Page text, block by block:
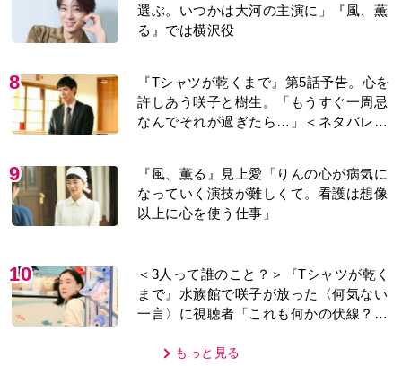
選ぶ。いつかは大河の主演に」『風、薫
る』では横沢役
8
『Tシャツが乾くまで』第5話予告。心を
許しあう咲子と樹生。「もうすぐ一周忌
なんでそれが過ぎたら…」＜ネタバレあ
9
『風、薫る』見上愛「りんの心が病気に
なっていく演技が難しくて。看護は想像
以上に心を使う仕事」
10
＜3人って誰のこと？＞『Tシャツが乾く
まで』水族館で咲子が放った〈何気ない
一言〉に視聴者「これも何かの伏線？」
もっと見る